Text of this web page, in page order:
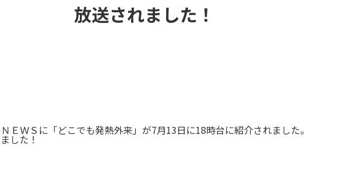
放送されました！
ＷＳに「どこでも発熱外来」が7月13日に18時台に紹介されました。
した！